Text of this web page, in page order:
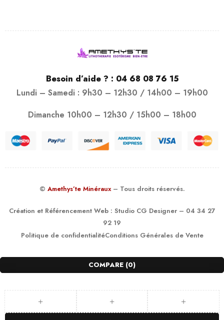
Besoin d’aide ? : 04 68 08 76 15
Lundi – Samedi : 9h30 – 12h30 / 14h00 – 19h00
Dimanche 10h00 – 12h30 / 15h00 – 18h00
© Amethys’te Minéraux – Tous droits réservés.
Création et Référencement Web : Studio CG Designer– 04 34 27
92 19
Politique de confidentialitéConditions Générales de Vente
COMPARE (0)